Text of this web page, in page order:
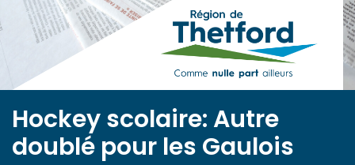
Hockey scolaire: Autre
doublé pour les Gaulois